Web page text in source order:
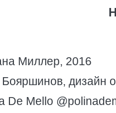
Миллер, 2016
дизайн
De Mello